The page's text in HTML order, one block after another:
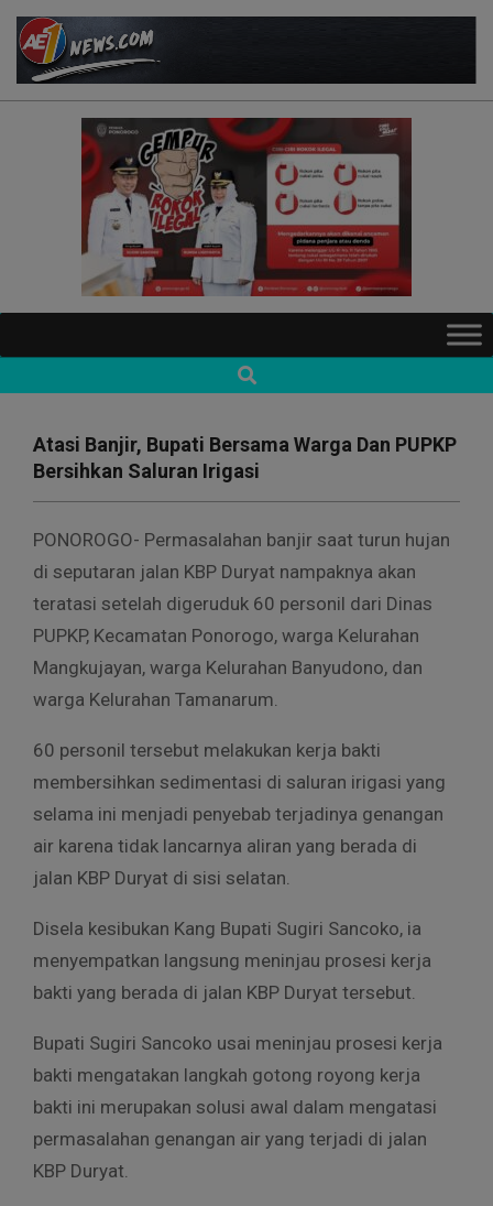
Skip
content
AE1NEWS
Navigation
Search
Atasi Banjir, Bupati Bersama Warga Dan PUPKP
Bersihkan Saluran Irigasi
PONOROGO- Permasalahan banjir saat turun hujan
di seputaran jalan KBP Duryat nampaknya akan
teratasi setelah digeruduk 60 personil dari Dinas
PUPKP, Kecamatan Ponorogo, warga Kelurahan
Mangkujayan, warga Kelurahan Banyudono, dan
warga Kelurahan Tamanarum.
60 personil tersebut melakukan kerja bakti
membersihkan sedimentasi di saluran irigasi yang
selama ini menjadi penyebab terjadinya genangan
air karena tidak lancarnya aliran yang berada di
jalan KBP Duryat di sisi selatan.
Disela kesibukan Kang Bupati Sugiri Sancoko, ia
menyempatkan langsung meninjau prosesi kerja
bakti yang berada di jalan KBP Duryat tersebut.
Bupati Sugiri Sancoko usai meninjau prosesi kerja
bakti mengatakan langkah gotong royong kerja
bakti ini merupakan solusi awal dalam mengatasi
permasalahan genangan air yang terjadi di jalan
KBP Duryat.